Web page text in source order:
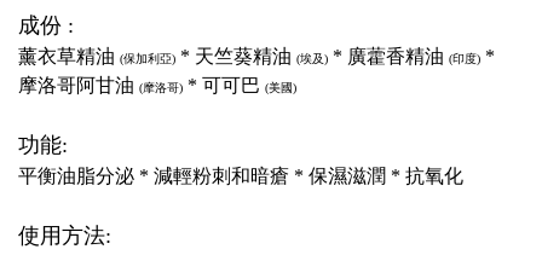
成份 :
薰衣草精油 (保加利亞) * 天竺葵精油 (埃及) * 廣藿香精油 (印度) *
摩洛哥阿甘油 (摩洛哥) * 可可巴 (美國)
功能:
平衡油脂分泌 * 減輕粉刺和暗瘡 * 保濕滋潤 * 抗氧化
使用方法: